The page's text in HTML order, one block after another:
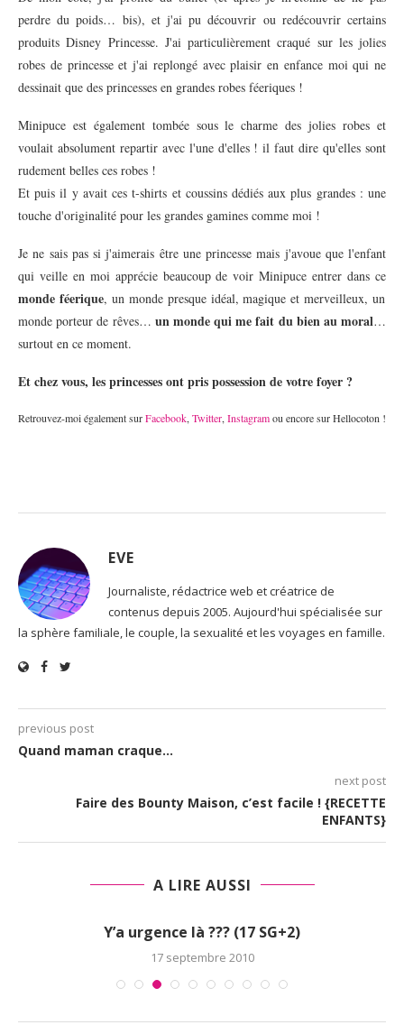
perdre du poids… bis), et j'ai pu découvrir ou redécouvrir certains
produits Disney Princesse. J'ai particulièrement craqué sur les jolies
robes de princesse et j'ai replongé avec plaisir en enfance moi qui ne
dessinait que des princesses en grandes robes féeriques !
Minipuce est également tombée sous le charme des jolies robes et
voulait absolument repartir avec l'une d'elles ! il faut dire qu'elles sont
rudement belles ces robes !
Et puis il y avait ces t-shirts et coussins dédiés aux plus grandes : une
touche d'originalité pour les grandes gamines comme moi !
Je ne sais pas si j'aimerais être une princesse mais j'avoue que l'enfant
qui veille en moi apprécie beaucoup de voir Minipuce entrer dans ce
monde féerique, un monde presque idéal, magique et merveilleux, un
monde porteur de rêves… un monde qui me fait du bien au moral…
surtout en ce moment.
Et chez vous, les princesses ont pris possession de votre foyer ?
Retrouvez-moi également surFacebook, Twitter, Instagramou encore sur Hellocoton !
EVE
Journaliste, rédactrice web et créatrice de
contenus depuis 2005. Aujourd'hui spécialisée sur
la sphère familiale, le couple, la sexualité et les voyages en famille.
previous post
Quand maman craque…
next post
Faire des Bounty Maison, c’est facile ! {RECETTE
ENFANTS}
A LIRE AUSSI